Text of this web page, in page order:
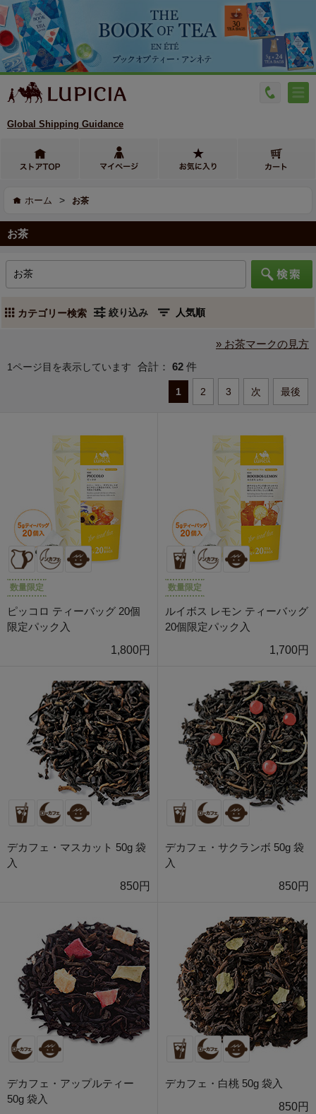
Global Shipping Guidance
ホーム > お茶
お茶
カテゴリー検索 絞り込み
» お茶マークの見方
1ページ目を表示しています 合計： 62 件
1 2 3 次 最後
数量限定
ピッコロ ティーバッグ 20個
限定パック入
1,800円
数量限定
ルイボス レモン ティーバッグ
20個限定パック入
1,700円
デカフェ・マスカット 50g 袋
入
850円
デカフェ・サクランボ 50g 袋
入
850円
デカフェ・アップルティー
50g 袋入
デカフェ・白桃 50g 袋入
850円